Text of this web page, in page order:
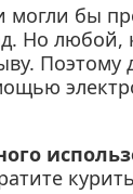
бы
Но любой,